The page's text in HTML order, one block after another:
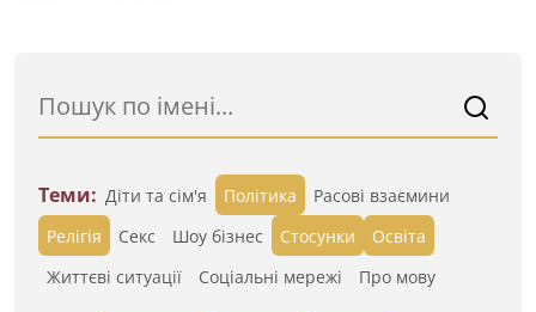
Теми: Діти та сім'я Політика
Расові взаємини
Релігія
Секс Шоу бізнес Стосунки
Освіта
Життєві ситуації
Cоціальні мережі Про мову